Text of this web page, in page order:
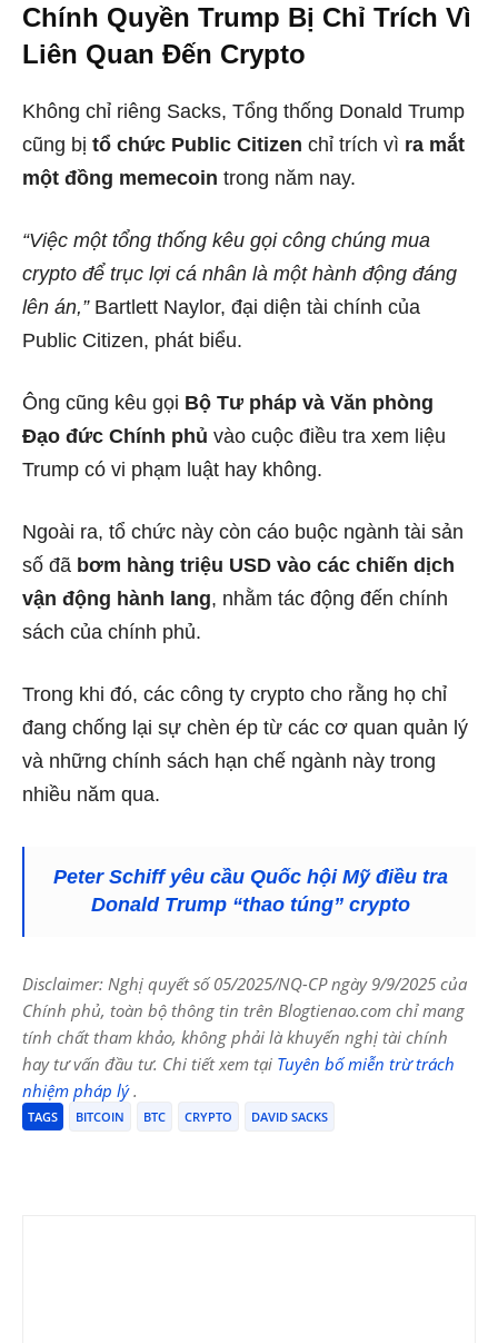
Chính Quyền Trump Bị Chỉ Trích Vì
Liên Quan Đến Crypto
Không chỉ riêng Sacks, Tổng thống Donald Trump
cũng bị tổ chức Public Citizen chỉ trích vì ra mắt
một đồng memecoin trong năm nay.
“Việc một tổng thống kêu gọi công chúng mua
crypto để trục lợi cá nhân là một hành động đáng
lên án,”Bartlett Naylor, đại diện tài chính của
Public Citizen, phát biểu.
Ông cũng kêu gọi Bộ Tư pháp và Văn phòng
Đạo đức Chính phủ vào cuộc điều tra xem liệu
Trump có vi phạm luật hay không.
Ngoài ra, tổ chức này còn cáo buộc ngành tài sản
số đã bơm hàng triệu USD vào các chiến dịch
vận động hành lang, nhằm tác động đến chính
sách của chính phủ.
Trong khi đó, các công ty crypto cho rằng họ chỉ
đang chống lại sự chèn ép từ các cơ quan quản lý
và những chính sách hạn chế ngành này trong
nhiều năm qua.
Peter Schiff yêu cầu Quốc hội Mỹ điều tra
Donald Trump “thao túng” crypto
Disclaimer: Nghị quyết số 05/2025/NQ-CP ngày 9/9/2025 của
Chính phủ, toàn bộ thông tin trên Blogtienao.com chỉ mang
tính chất tham khảo, không phải là khuyến nghị tài chính
hay tư vấn đầu tư. Chi tiết xem tại Tuyên bố miễn trừ trách
nhiệm pháp lý.
TAGS BITCOIN BTC CRYPTO DAVID SACKS